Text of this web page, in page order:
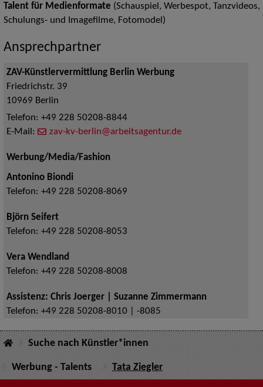
Talent für Medienformate (Schauspiel, Werbespot, Tanzvideos,
Schulungs- und Imagefilme, Fotomodel)
Ansprechpartner
ZAV-Künstlervermittlung Berlin Werbung
Friedrichstr. 39
10969 Berlin
Telefon: +49 228 50208-8844
E-Mail:
zav-kv-berlin@arbeitsagentur.de
Werbung/Media/Fashion
Antonino Biondi
Telefon: +49 228 50208-8069
Björn Seifert
Telefon: +49 228 50208-8053
Vera Wendland
Telefon: +49 228 50208-8008
Assistenz: Chris Joerger | Suzanne Zimmermann
Telefon: +49 228 50208-8010 | -8085
Suche nach Künstler*innen
Werbung - Talents Tata Ziegler